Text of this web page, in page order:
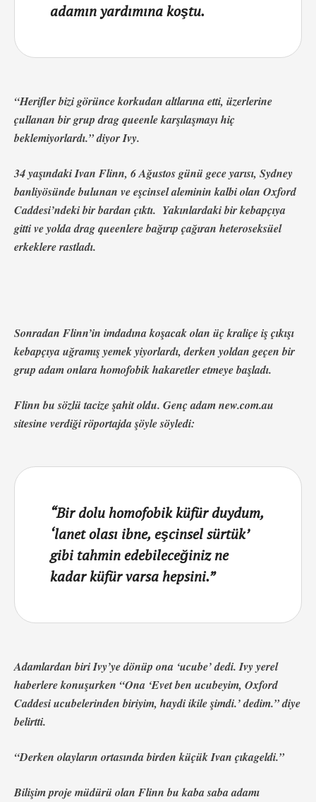
adamın yardımına koştu.
“Herifler bizi görünce korkudan altlarına etti, üzerlerine
çullanan bir grup drag queenle karşılaşmayı hiç
beklemiyorlardı.” diyor Ivy.
34 yaşındaki Ivan Flinn, 6 Ağustos günü gece yarısı, Sydney
banliyösünde bulunan ve eşcinsel aleminin kalbi olan Oxford
Caddesi’ndeki bir bardan çıktı. Yakınlardaki bir kebapçıya
gitti ve yolda drag queenlere bağırıp çağıran heteroseksüel
erkeklere rastladı.
Sonradan Flinn’in imdadına koşacak olan üç kraliçe iş çıkışı
kebapçıya uğramış yemek yiyorlardı, derken yoldan geçen bir
grup adam onlara homofobik hakaretler etmeye başladı.
Flinn bu sözlü tacize şahit oldu. Genç adam new.com.au
sitesine verdiği röportajda şöyle söyledi:
“Bir dolu homofobik küfür duydum,
‘lanet olası ibne, eşcinsel sürtük’
gibi tahmin edebileceğiniz ne
kadar küfür varsa hepsini.”
Adamlardan biri Ivy’ye dönüp ona ‘ucube’ dedi. Ivy yerel
haberlere konuşurken “Ona ‘Evet ben ucubeyim, Oxford
Caddesi ucubelerinden biriyim, haydi ikile şimdi.’ dedim.” diye
belirtti.
“Derken olayların ortasında birden küçük Ivan çıkageldi.”
Bilişim proje müdürü olan Flinn bu kaba saba adamı